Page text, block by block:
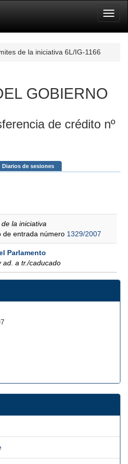
de la iniciativa 6L/IG-1166
GOBIERNO
de crédito nº
Diarios de sesiones
la iniciativa
de entrada número 1329/2007
Parlamento
ad. a tr./caducado